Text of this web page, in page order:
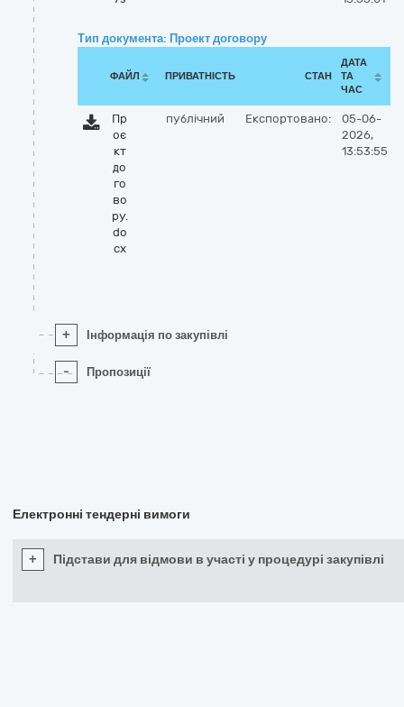
Тип документа: Проект договору
ФАЙЛ ПРИВАТНІСТЬ СТАН
ДАТА
ТА
ЧАС
Пр
оє
кт
до
го
во
ру.
do
cx
публічний Експортовано:
05-06-
2026,
13:53:55
+ Інформація по закупівлі
- Пропозиції
Електронні тендерні вимоги
+ Підстави для відмови в участі у процедурі закупівлі